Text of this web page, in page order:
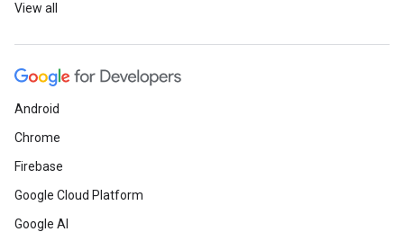
View all
Android
Chrome
Firebase
Google Cloud Platform
Google AI